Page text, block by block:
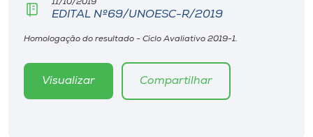
11/10/2019
EDITAL Nº69/UNOESC-R/2019
Homologação do resultado - Ciclo Avaliativo 2019-1.
Visualizar Compartilhar